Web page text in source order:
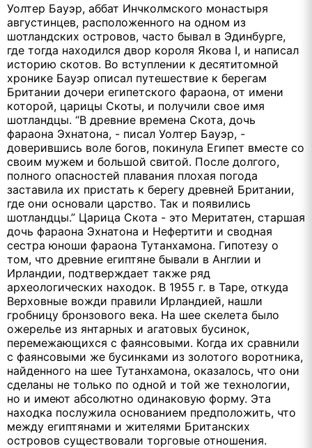
Уолтер Бауэр, аббат Инчколмского монастыря
августинцев, расположенного на одном из
шотландских островов, часто бывал в Эдинбурге,
где тогда находился двор короля Якова I, и написал
историю скотов. Во вступлении к десятитомной
хронике Бауэр описал путешествие к берегам
Британии дочери египетского фараона, от имени
которой, царицы Скоты, и получили свое имя
шотландцы. “В древние времена Скота, дочь
фараона Эхнатона, - писал Уолтер Бауэр, -
доверившись воле богов, покинула Египет вместе со
своим мужем и большой свитой. После долгого,
полного опасностей плавания плохая погода
заставила их пристать к берегу древней Британии,
где они основали царство. Так и появились
шотландцы.” Царица Скота - это Меритатен, старшая
дочь фараона Эхнатона и Нефертити и сводная
сестра юноши фараона Тутанхамона. Гипотезу о
том, что древние египтяне бывали в Англии и
Ирландии, подтверждает также ряд
археологических находок. В 1955 г. в Таре, откуда
Верховные вожди правили Ирландией, нашли
гробницу бронзового века. На шее скелета было
ожерелье из янтарных и агатовых бусинок,
перемежающихся с фаянсовыми. Когда их сравнили
с фаянсовыми же бусинками из золотого воротника,
найденного на шее Тутанхамона, оказалось, что они
сделаны не только по одной и той же технологии,
но и имеют абсолютно одинаковую форму. Эта
находка послужила основанием предположить, что
между египтянами и жителями Британских
островов существовали торговые отношения.